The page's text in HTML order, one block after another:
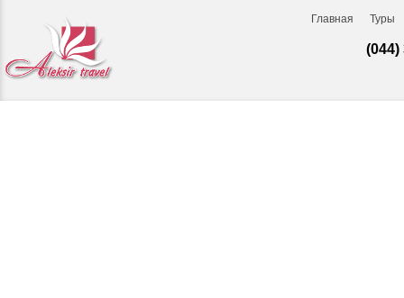
Главная Туры
(044)